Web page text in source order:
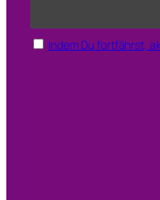
Indem Du fortfährst,